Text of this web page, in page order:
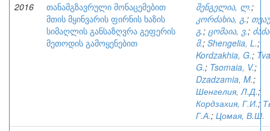
2016
თანამგზავრული მონაცემებით
მთის მყინვარის ფირნის ხაზის
სიმაღლის განსაზღვრა გეფერის
მეთოდის გამოყენებით
შენგელია, ლ.;
კორძახია, გ.;
გ.; ცომაია, ვ.;
მ.; Shengelia, L.;
Kordzakhia, G.;
G.; Tsomaia, V.;
Dzadzamia, M.;
Шенгелия, Л.Д.;
Кордзахия, Г.И.;
Г.А.; Цомая, В.Ш.